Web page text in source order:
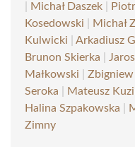
Michał Daszek
Kosedowski
Michał
Kulwicki
Arkadiusz
Brunon Skierka
Małkowski
Zbigniew
Seroka
Mateusz
Halina Szpakowska
Zimny